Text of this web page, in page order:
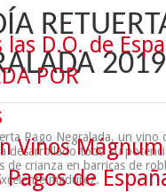
2019
Pago Negralada, un vino
desarrollado todo su
de crianza en barricas de
madurez.
las D.O. de
POR
Vinos Mágnum
Pagos de